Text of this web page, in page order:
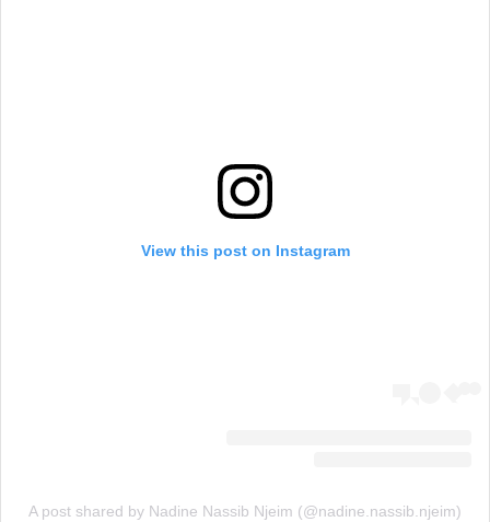
View this post on Instagram
A post shared by Nadine Nassib Njeim (@nadine.nassib.njeim)